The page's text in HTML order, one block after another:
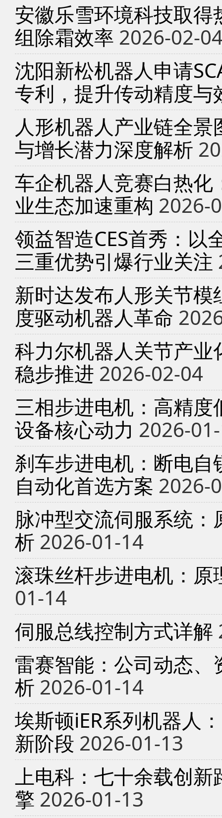
安徽乐雪环境科技取
组除霜效率 2026-02-
沈阳新松机器人申请
专利，提升传动精度与
人形机器人产业链全
与增长潜力深度解析
车企机器人竞赛白热
业生态加速重构 2026-
领益智造CES首秀：以
三重优势引爆行业关注
新时达发布人形关节
度驱动机器人革命
科力尔机器人关节产
稳步推进 2026-02-04
三相步进电机：高精
设备核心动力 2026-
刹车步进电机：断电
自动化首选方案 2026-
脉冲型交流伺服系统
析 2026-01-14
滚珠丝杆步进电机：
01-14
伺服总线控制方式详解
雷赛智能：公司动态
析 2026-01-14
埃斯顿iER系列机器人
新阶段 2026-01-13
上电科：七十余载创
擎 2026-01-13